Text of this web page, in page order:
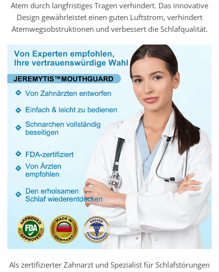
Atem durch langfristiges Tragen verhindert. Das innovative
Design gewährleistet einen guten Luftstrom, verhindert
Atemwegsobstruktionen und verbessert die Schlafqualität.
Als zertifizierter Zahnarzt und Spezialist für Schlafstörungen